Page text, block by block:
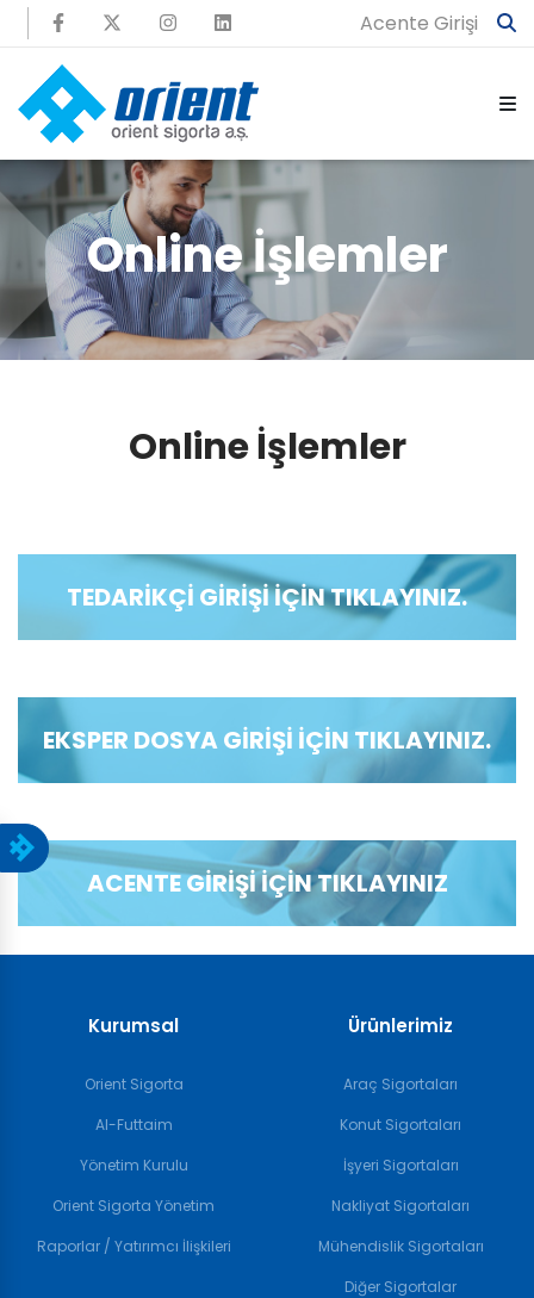
Acente Girişi
Online İşlemler
Online İşlemler
TEDARİKÇİ GİRİŞİ İÇİN TIKLAYINIZ.
EKSPER DOSYA GİRİŞİ İÇİN TIKLAYINIZ.
ACENTE GİRİŞİ İÇİN TIKLAYINIZ
Kurumsal
Orient Sigorta
Al-Futtaim
Yönetim Kurulu
Orient Sigorta Yönetim
Raporlar / Yatırımcı İlişkileri
Ürünlerimiz
Araç Sigortaları
Konut Sigortaları
İşyeri Sigortaları
Nakliyat Sigortaları
Mühendislik Sigortaları
Diğer Sigortalar